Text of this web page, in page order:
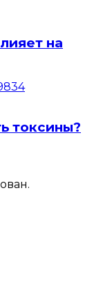
на
токсины?